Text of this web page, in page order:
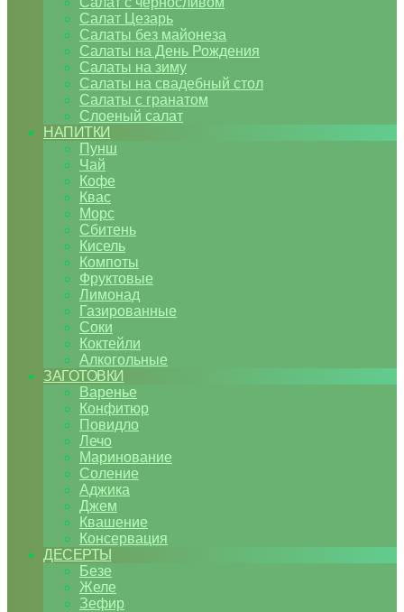
Салат Цезарь
Салаты без майонеза
Салаты на День Рождения
Салаты на зиму
Салаты на свадебный стол
Салаты с гранатом
Слоеный салат
НАПИТКИ
Пунш
Чай
Кофе
Квас
Морс
Сбитень
Кисель
Компоты
Фруктовые
Лимонад
Газированные
Соки
Коктейли
Алкогольные
ЗАГОТОВКИ
Варенье
Конфитюр
Повидло
Лечо
Маринование
Соление
Аджика
Джем
Квашение
Консервация
ДЕСЕРТЫ
Безе
Желе
Зефир